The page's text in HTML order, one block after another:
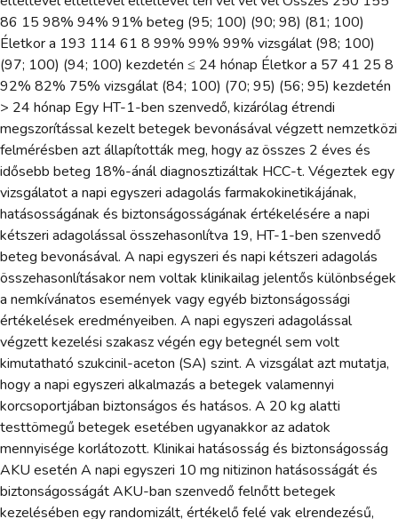
86 15 98% 94% 91% beteg (95; 100) (90; 98) (81; 100)
Életkor a 193 114 61 8 99% 99% 99% vizsgálat (98; 100)
(97; 100) (94; 100) kezdetén ≤ 24 hónap Életkor a 57 41 25 8
92% 82% 75% vizsgálat (84; 100) (70; 95) (56; 95) kezdetén
> 24 hónap Egy HT-1-ben szenvedő, kizárólag étrendi
megszorítással kezelt betegek bevonásával végzett nemzetközi
felmérésben azt állapították meg, hogy az összes 2 éves és
idősebb beteg 18%-ánál diagnosztizáltak HCC-t. Végeztek egy
vizsgálatot a napi egyszeri adagolás farmakokinetikájának,
hatásosságának és biztonságosságának értékelésére a napi
kétszeri adagolással összehasonlítva 19, HT-1-ben szenvedő
beteg bevonásával. A napi egyszeri és napi kétszeri adagolás
összehasonlításakor nem voltak klinikailag jelentős különbségek
a nemkívánatos események vagy egyéb biztonságossági
értékelések eredményeiben. A napi egyszeri adagolással
végzett kezelési szakasz végén egy betegnél sem volt
kimutatható szukcinil-aceton (SA) szint. A vizsgálat azt mutatja,
hogy a napi egyszeri alkalmazás a betegek valamennyi
korcsoportjában biztonságos és hatásos. A 20 kg alatti
testtömegű betegek esetében ugyanakkor az adatok
mennyisége korlátozott. Klinikai hatásosság és biztonságosság
AKU esetén A napi egyszeri 10 mg nitizinon hatásosságát és
biztonságosságát AKU-ban szenvedő felnőtt betegek
kezelésében egy randomizált, értékelő felé vak elrendezésű,